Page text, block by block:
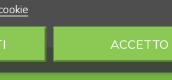
ACCETTO